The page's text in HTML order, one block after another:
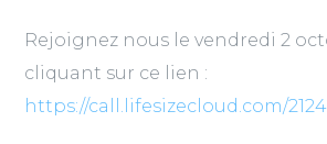
Rejoignez nous le vendredi 2
cliquant sur ce lien :
https://call.lifesizecloud.com/